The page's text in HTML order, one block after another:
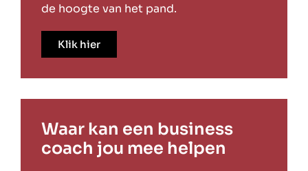
de hoogte van het pand.
Klik hier
Waar kan een business
coach jou mee helpen